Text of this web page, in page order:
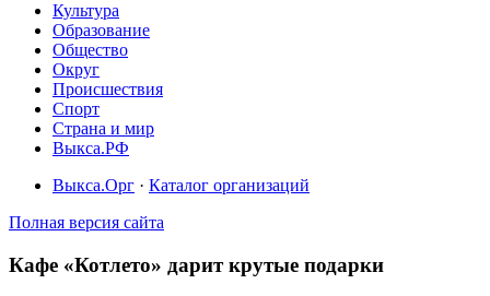
Культура
Образование
Общество
Округ
Происшествия
Спорт
Страна и мир
Выкса.РФ
Выкса.Орг · Каталог организаций
Полная версия сайта
Кафе «Котлето» дарит крутые подарки